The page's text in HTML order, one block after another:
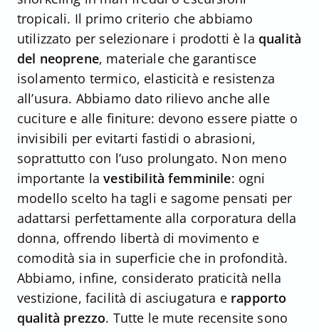
tropicali. Il primo criterio che abbiamo
utilizzato per selezionare i prodotti è la qualità
del neoprene, materiale che garantisce
isolamento termico, elasticità e resistenza
all’usura. Abbiamo dato rilievo anche alle
cuciture e alle finiture: devono essere piatte o
invisibili per evitarti fastidi o abrasioni,
soprattutto con l’uso prolungato. Non meno
importante lavestibilità femminile: ogni
modello scelto ha tagli e sagome pensati per
adattarsi perfettamente alla corporatura della
donna, offrendo libertà di movimento e
comodità sia in superficie che in profondità.
Abbiamo, infine, considerato praticità nella
vestizione, facilità di asciugatura e rapporto
qualità prezzo. Tutte le mute recensite sono